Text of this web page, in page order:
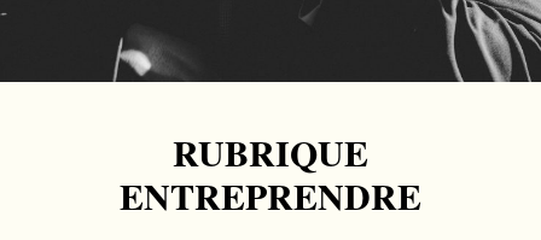
RUBRIQUE
ENTREPRENDRE